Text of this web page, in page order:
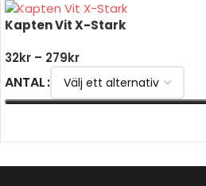
Kapten Vit X-Stark
32kr – 279kr
ANTAL